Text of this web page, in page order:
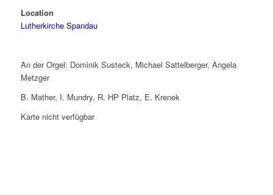
Location
Lutherkirche Spandau
An der Orgel: Dominik Susteck, Michael Sattelberger, Angela
Metzger
B. Mather, I. Mundry, R. HP Platz, E. Krenek
Karte nicht verfügbar